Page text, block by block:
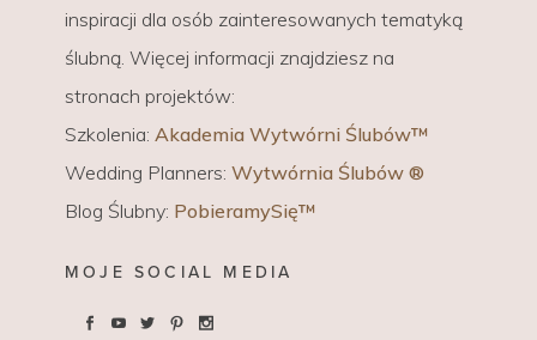
inspiracji dla osób zainteresowanych tematyką
ślubną. Więcej informacji znajdziesz na
stronach projektów:
Szkolenia: Akademia Wytwórni Ślubów™
Wedding Planners: Wytwórnia Ślubów ®
Blog Ślubny: PobieramySię™
MOJE SOCIAL MEDIA